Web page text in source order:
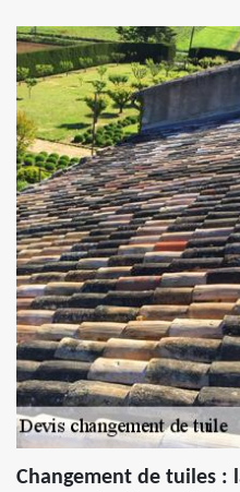
Changement de tuiles :